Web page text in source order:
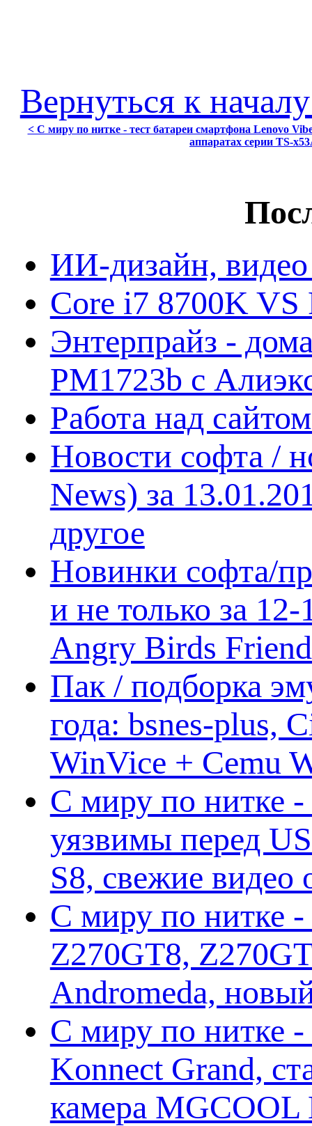
Вернуться к
< С миру по нитке - тест батареи смартфона Lenovo
аппаратах серии TS-
ИИ-дизайн,
Core i7 8700K VS
Энтерпрайз -
PM1723b с
Работа над
Новости софта /
News) за
другое
Новинки софта/
и не только за
Angry Birds
Пак / подборка
года: bsnes-plus,
WinVice + Cemu
С миру по нитке
уязвимы перед
S8, свежие
С миру по нитке -
Z270GT8,
Andromeda,
С миру по нитке -
Konnect Grand,
камера MGCOOL